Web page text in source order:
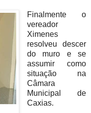
Finalmente o
vereador
Ximenes
resolveu descer
do muro e se
assumir como
situação na
Câmara
Municipal de
Caxias.